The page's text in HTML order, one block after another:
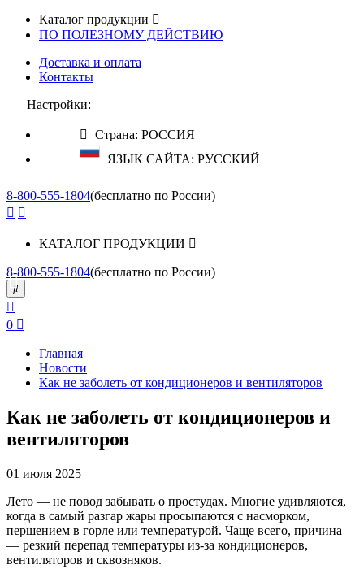
Каталог продукции
ПО ПОЛЕЗНОМУ ДЕЙСТВИЮ
Доставка и оплата
Контакты
Настройки:
Страна: РОССИЯ
ЯЗЫК САЙТА: РУССКИЙ
8-800-555-1804(бесплатно по России)
КАТАЛОГ ПРОДУКЦИИ
8-800-555-1804(бесплатно по России)
0
Главная
Новости
Как не заболеть от кондиционеров и вентиляторов
Как не заболеть от кондиционеров и
вентиляторов
01 июля 2025
Лето — не повод забывать о простудах. Многие удивляются,
когда в самый разгар жары просыпаются с насморком,
першением в горле или температурой. Чаще всего, причина
— резкий перепад температуры из-за кондиционеров,
вентиляторов и сквозняков.